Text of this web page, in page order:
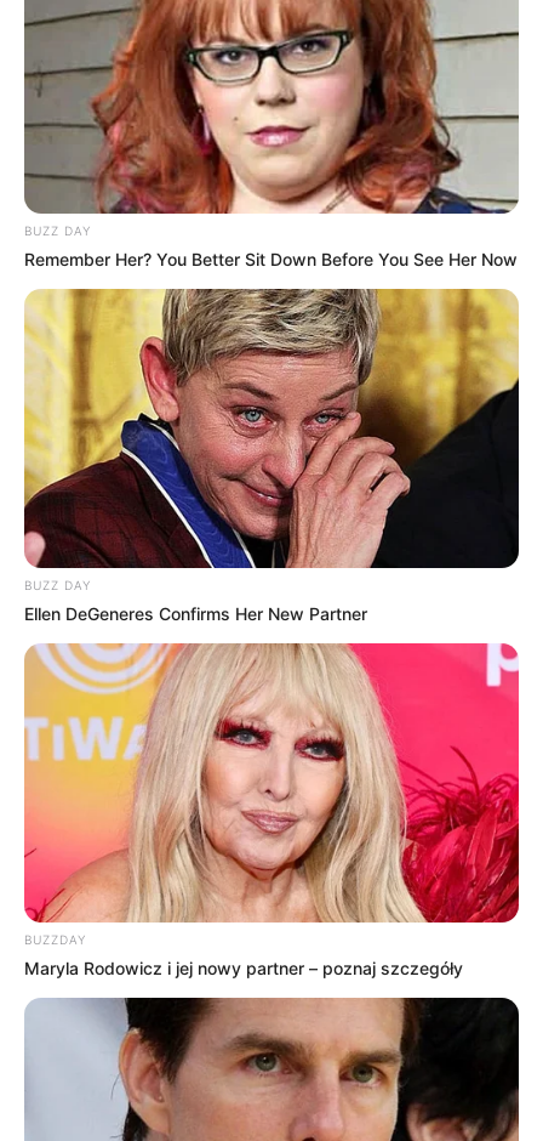
BUZZ DAY
Remember Her? You Better Sit Down Before You See Her Now
BUZZ DAY
Ellen DeGeneres Confirms Her New Partner
BUZZDAY
Maryla Rodowicz i jej nowy partner – poznaj szczegóły